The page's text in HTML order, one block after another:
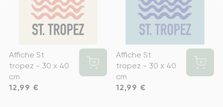
Affiche St
tropez - 30 x 40
cm
Prix
12,99 €
Affiche St
tropez - 30 x 40
cm
Prix
12,99 €